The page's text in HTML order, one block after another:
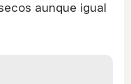
aunque igual